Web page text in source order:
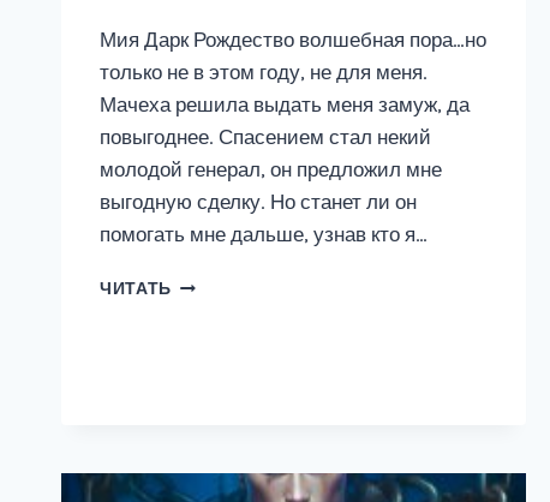
Мия Дарк Рождество волшебная пора…но
только не в этом году, не для меня.
Мачеха решила выдать меня замуж, да
повыгоднее. Спасением стал некий
молодой генерал, он предложил мне
выгодную сделку. Но станет ли он
помогать мне дальше, узнав кто я…
ЧИТАТЬ НЕ